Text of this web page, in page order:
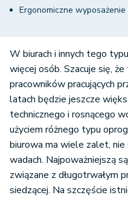
Ergonomiczne
W biurach i innych tego
więcej osób. Szacuje się,
pracowników pracujących
latach będzie jeszcze
technicznego i rosnącego
użyciem różnego typu
biurowa ma wiele zalet,
wadach. Najpoważniejszą
związane z długotrwałym
siedzącej. Na szczęście